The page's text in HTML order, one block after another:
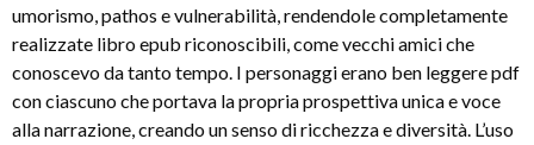
umorismo, pathos e vulnerabilità, rendendole completamente
realizzate libro epub riconoscibili, come vecchi amici che
conoscevo da tanto tempo. I personaggi erano ben leggere pdf
con ciascuno che portava la propria prospettiva unica e voce
alla narrazione, creando un senso di ricchezza e diversità. L’uso